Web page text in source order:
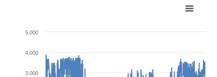
The chart has 1 X axis displaying Time. Range: 2023-01-01
The chart has 1 Y axis displaying MW - MWh. Range: -5000
3.000
4.000
5.000